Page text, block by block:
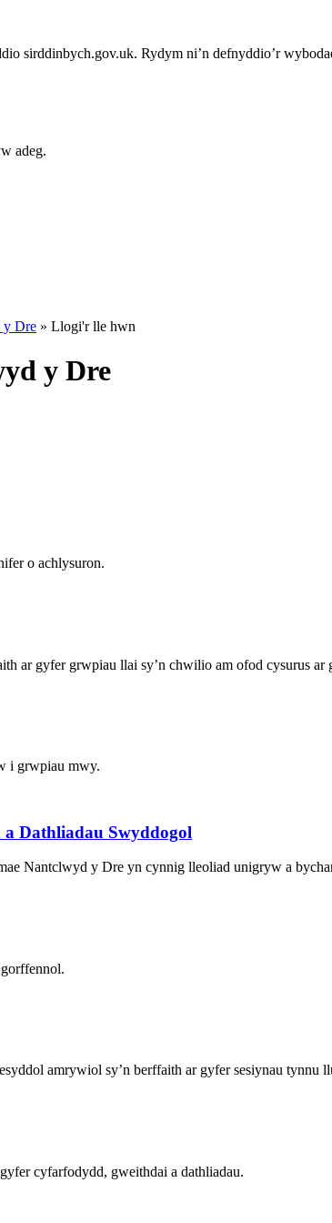
sirddinbych.gov.uk. Rydym ni’n defnyddio’r
adeg.
y Dre » Llogi'r lle hwn
y Dre
o achlysuron.
ar gyfer grwpiau llai sy’n chwilio am ofod cysurus
i grwpiau mwy.
Dathliadau Swyddogol
Nantclwyd y Dre yn cynnig lleoliad unigryw a
amrywiol sy’n berffaith ar gyfer sesiynau tynnu
cyfarfodydd, gweithdai a dathliadau.